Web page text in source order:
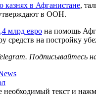
казнях в Афганистане,
в ООН.
млрд евро на помощь
средств на постройку
Подписывайтесь
текст и